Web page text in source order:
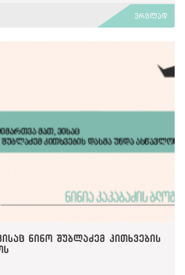
ვრცლად
ნინო შუბლაძემ კითხვების